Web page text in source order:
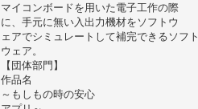
マイコンボードを用いた電子工作の際
に、手元に無い入出力機材をソフトウ
ェアでシミュレートして補完できるソフト
ウェア。
【団体部門】
作品名
～もしもの時の安心